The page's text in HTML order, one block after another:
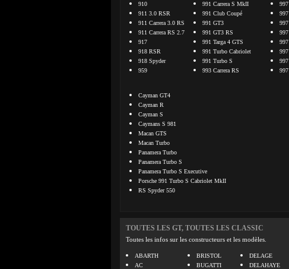
910
911 3.0 RSR
911 Carrera 3.0 RS
911 Carrera RS 2.7
917
918 RSR
918 Spyder
959
991 Carrera S MkII
991 Club Coupé
991 GT3
991 GT3 RS
991 Targa 4 GTS
991 Turbo Cabriolet
991 Turbo S
993 Carrera RS
997
Cayman GT4
Cayman R
Cayman S
Caymans S 981
Macan GTS
Macan Turbo
Panamera Turbo
Panamera Turbo S
Panamera Turbo S Executive
Porsche 991 Turbo S Cabriolet MkII
RS Spyder 550
TOUTES LES GT, TOUTES LES CLASSIC
Toutes les infos sur les constructeurs et les modèles.
ABARTH
AC
BRISTOL
BUGATTI
DELAGE
DELAHAYE